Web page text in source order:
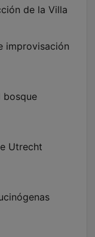
de la Villa
improvisación
bosque
Utrecht